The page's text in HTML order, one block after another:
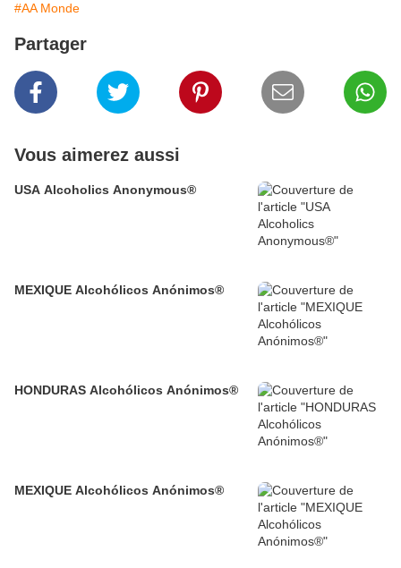
#AA Monde
Partager
Vous aimerez aussi
USA Alcoholics Anonymous®
MEXIQUE Alcohólicos Anónimos®
HONDURAS Alcohólicos Anónimos®
MEXIQUE Alcohólicos Anónimos®